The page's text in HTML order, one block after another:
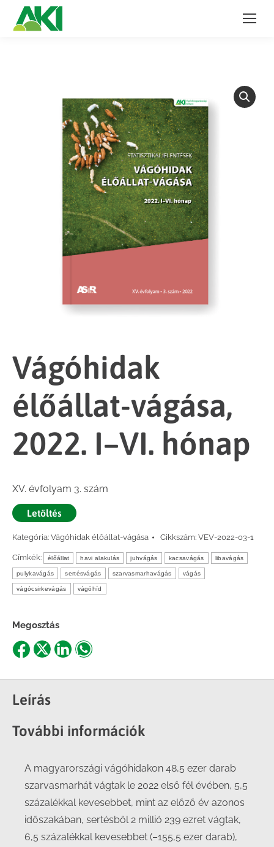
Vágóhidak
élőállat-vágása,
2022. I–VI. hónap
XV. évfolyam 3. szám
Letöltés
Kategória: Vágóhidak élőállat-vágása Cikkszám: VEV-2022-03-1
Címkék: élőállat havi alakulás juhvágás kacsavágás libavágás
pulykavágás sertésvágás szarvasmarhavágás vágás
vágócsirkevágás vágóhíd
Megosztás
Share
Facebook
Share
X
ShareShare
Leírás
További információk
A magyarországi vágóhidakon 48,5 ezer darab
szarvasmarhát vágtak le 2022 első fél évében, 5,5
százalékkal kevesebbet, mint az előző év azonos
időszakában, sertésből 2 millió 239 ezret vágtak,
6,5 százalékkal kevesebbet (–155,5 ezer darab),